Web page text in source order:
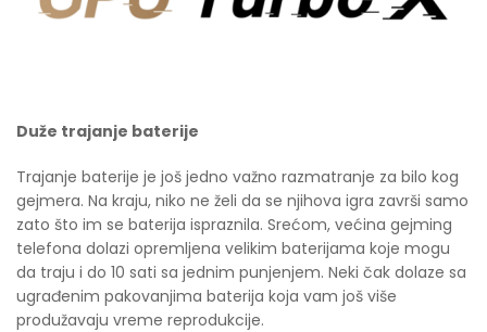
Duže trajanje baterije
Trajanje baterije je još jedno važno razmatranje za bilo kog
gejmera. Na kraju, niko ne želi da se njihova igra završi samo
zato što im se baterija ispraznila. Srećom, većina gejming
telefona dolazi opremljena velikim baterijama koje mogu
da traju i do 10 sati sa jednim punjenjem. Neki čak dolaze sa
ugrađenim pakovanjima baterija koja vam još više
produžavaju vreme reprodukcije.